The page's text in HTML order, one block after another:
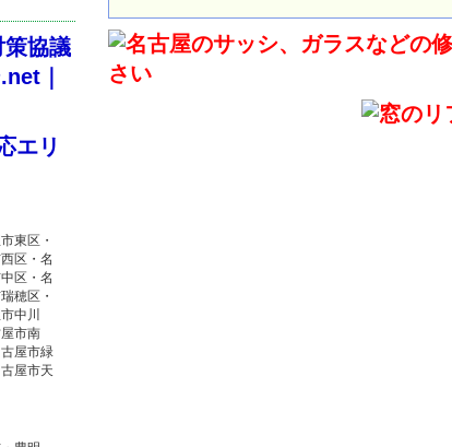
エリ
東区・
区・名
区・名
穂区・
中川
市南
屋市緑
屋市天